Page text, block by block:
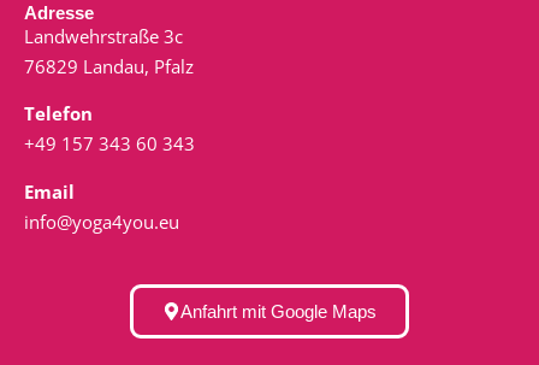
Adresse
Landwehrstraße 3c
76829 Landau, Pfalz
Telefon
+49 157 343 60 343
Email
info@yoga4you.eu
Anfahrt mit Google Maps